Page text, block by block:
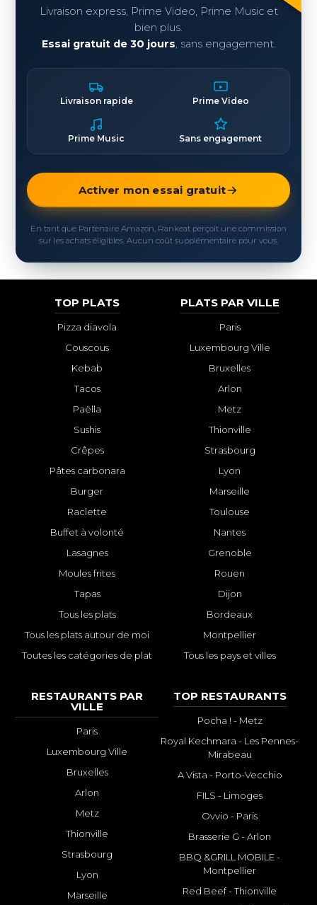
Livraison express, Prime Video, Prime Music et
bien plus.
Essai gratuit de 30 jours, sans engagement.
Livraison rapide Prime Video
Prime Music Sans engagement
Activer mon essai gratuit
En tant que Partenaire Amazon, Rankeat perçoit une commission
sur les achats éligibles. Aucun coût supplémentaire pour vous.
TOP PLATS
Pizza diavola
Couscous
Kebab
Tacos
Paëlla
Sushis
Crêpes
Pâtes carbonara
Burger
Raclette
Buffet à volonté
Lasagnes
Moules frites
Tapas
Tous les plats
Tous les plats autour de moi
Toutes les catégories de plat
PLATS PAR VILLE
Paris
Luxembourg Ville
Bruxelles
Arlon
Metz
Thionville
Strasbourg
Lyon
Marseille
Toulouse
Nantes
Grenoble
Rouen
Dijon
Bordeaux
Montpellier
Tous les pays et villes
RESTAURANTS PAR
VILLE
Paris
Luxembourg Ville
Bruxelles
Arlon
Metz
Thionville
Strasbourg
Lyon
Marseille
TOP RESTAURANTS
Pocha ! - Metz
Royal Kechmara - Les Pennes-
Mirabeau
A Vista - Porto-Vecchio
FILS - Limoges
Ovvio - Paris
Brasserie G - Arlon
BBQ &GRILL MOBILE -
Montpellier
Red Beef - Thionville